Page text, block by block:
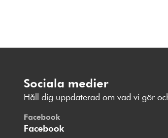
Sociala medier
Håll dig uppdaterad om vad vi gör
Facebook
Facebook